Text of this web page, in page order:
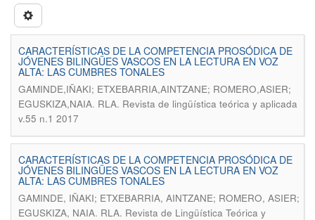
CARACTERÍSTICAS DE LA COMPETENCIA PROSÓDICA DE
JÓVENES BILINGÜES VASCOS EN LA LECTURA EN VOZ
ALTA: LAS CUMBRES TONALES
GAMINDE,IÑAKI; ETXEBARRIA,AINTZANE; ROMERO,ASIER;
EGUSKIZA,NAIA. RLA. Revista de lingüística teórica y aplicada
v.55 n.1 2017
CARACTERÍSTICAS DE LA COMPETENCIA PROSÓDICA DE
JÓVENES BILINGÜES VASCOS EN LA LECTURA EN VOZ
ALTA: LAS CUMBRES TONALES
GAMINDE, IÑAKI; ETXEBARRIA, AINTZANE; ROMERO, ASIER;
EGUSKIZA, NAIA. RLA. Revista de Lingüística Teórica y